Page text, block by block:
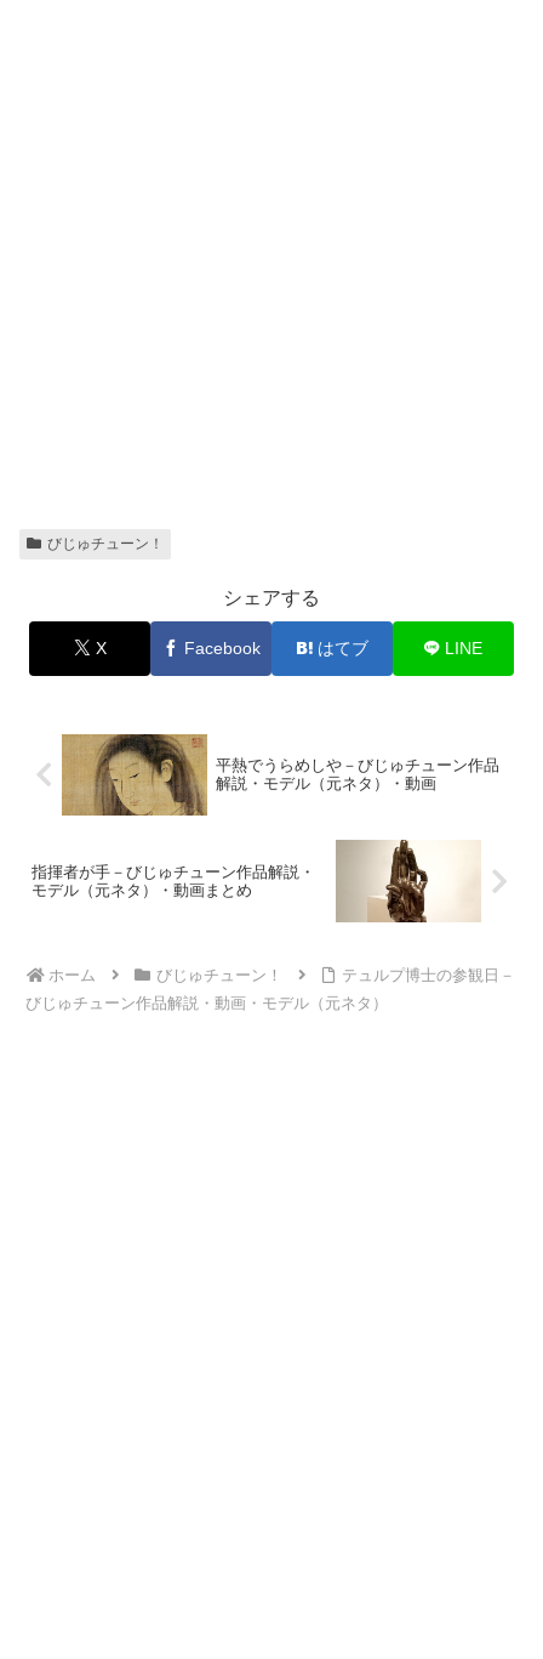
びじゅチューン！
シェアする
X Facebook はてブ LINE
平熱でうらめしや－びじゅチューン作品
解説・モデル（元ネタ）・動画
指揮者が手－びじゅチューン作品解説・
モデル（元ネタ）・動画まとめ
ホーム びじゅチューン！
テュルプ博士の参観日－
びじゅチューン作品解説・動画・モデル（元ネタ）